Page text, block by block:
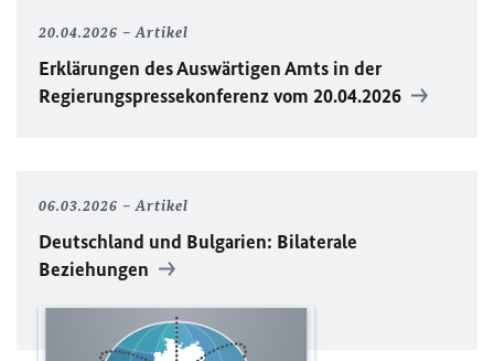
20.04.2026 Artikel
Erklärungen des Auswärtigen Amts in der
Regierungspressekonferenz vom 20.04.2026
06.03.2026 Artikel
Deutschland und Bulgarien: Bilaterale
Beziehungen